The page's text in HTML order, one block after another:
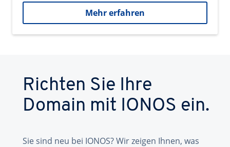
Mehr erfahren
Richten Sie Ihre
Domain mit IONOS ein.
Sie sind neu bei IONOS? Wir zeigen Ihnen, was